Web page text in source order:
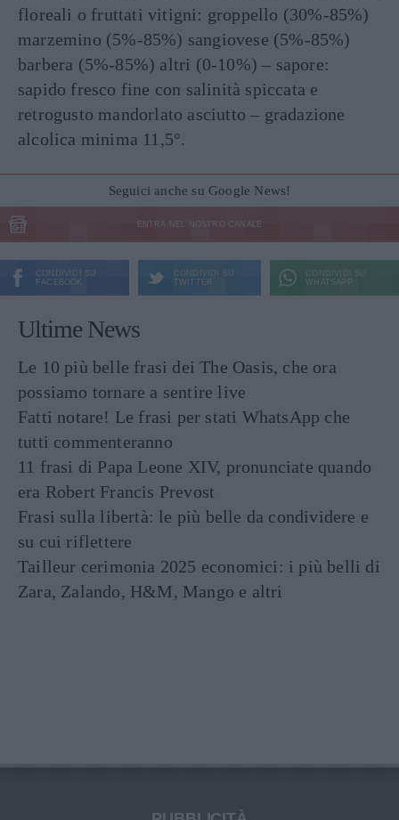
floreali o fruttati vitigni: groppello (30%-85%)
marzemino (5%-85%) sangiovese (5%-85%)
barbera (5%-85%) altri (0-10%) – sapore:
sapido fresco fine con salinità spiccata e
retrogusto mandorlato asciutto – gradazione
alcolica minima 11,5°.
Seguici anche su Google News!
ENTRA NEL NOSTRO CANALE
CONDIVIDI SU
FACEBOOK
CONDIVIDI SU
TWITTER
CONDIVIDI SU
WHATSAPP
Ultime News
Le 10 più belle frasi dei The Oasis, che ora
possiamo tornare a sentire live
Fatti notare! Le frasi per stati WhatsApp che
tutti commenteranno
11 frasi di Papa Leone XIV, pronunciate quando
era Robert Francis Prevost
Frasi sulla libertà: le più belle da condividere e
su cui riflettere
Tailleur cerimonia 2025 economici: i più belli di
Zara, Zalando, H&M, Mango e altri